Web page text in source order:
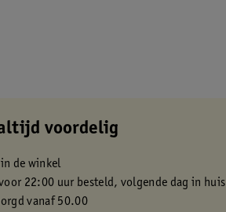
voordelig
de winkel
22:00 uur besteld, volgende dag in huis
vanaf 50.00